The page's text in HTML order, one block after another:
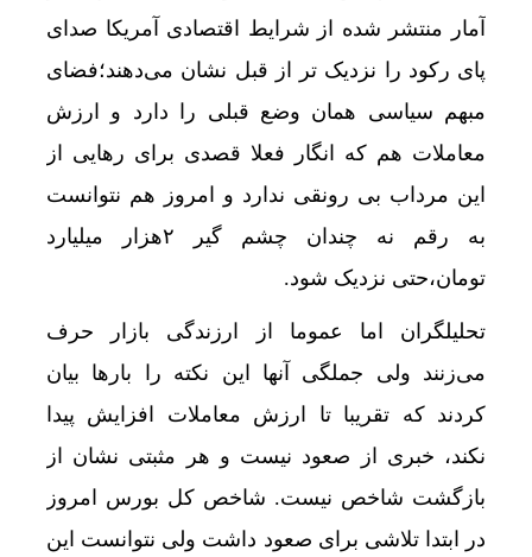
غول‌های ۱ ترابایتی بازار/ معرفی گوشی‌هایی با بالاترین ظرفیت حافظه داخلی در سال ۲۰۲۶
خودرو بی‌محابا در سراشیبی قیمت+ جدول قیمت
ثبت‌نام جدید سایپا آغاز می‌شود؛ فروش کوئیک S با پیش‌پرداخت ۵۰۰ میلیونی
آیا هنوز هم می‌توان با خرید خانه اقامت اروپا
گرمای شدید پروازها را مختل کرد؛ لهستان در
کلاهبرداری یک شرکت مهاجرتی با حدود 300 شاکی
قیمت طلا و سکه امروز چهارشنبه 14مرداد/ کاهش همه قیمت ها + جدول و جزئیات
قیمت طلای 18عیار امروز چهارشنبه 14مرداد/ افزایش قیمت + جدول
قیمت طلای 18عیار امروز 14مرداد 1405/ افزایش قیمت + جدول و جزئیات
پشت پرده نوسان ۴۴ هزار تومانی دلار در چند ماه
آمار منتشر شده از شرایط اقتصادی آمریکا صدای
پای رکود را نزدیک تر از قبل نشان می‌دهند؛فضای
مبهم سیاسی همان وضع قبلی را دارد و ارزش
معاملات هم که انگار فعلا قصدی برای رهایی از
این مرداب بی رونقی ندارد و امروز هم نتوانست
به رقم نه چندان چشم گیر ۲هزار میلیارد
تومان،حتی نزدیک شود.
تحلیلگران اما عموما از ارزندگی بازار حرف
می‌زنند ولی جملگی آنها این نکته را بارها بیان
کردند که تقریبا تا ارزش معاملات افزایش پیدا
نکند، خبری از صعود نیست و هر مثبتی نشان از
بازگشت شاخص نیست. شاخص کل بورس امروز
در ابتدا تلاشی برای صعود داشت ولی نتوانست این